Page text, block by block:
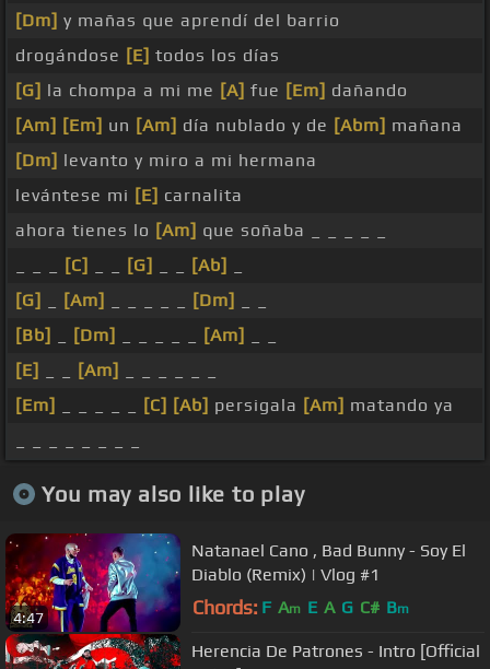
[Dm] y mañas que aprendí del barrio
drogándose [E] todos los días
[G] la chompa a mi me [A] fue [Em] dañando
[Am] [Em] un [Am] día nublado y de [Abm] mañana
[Dm] levanto y miro a mi hermana
levántese mi [E] carnalita
ahora tienes lo [Am] que soñaba _ _ _ _ _
[C] [G] [Ab]
[G]
[Am] [Dm]
[Bb]
[Dm] [Am]
[E]
[Am]
[Em]
[C] [Ab] persigala [Am] matando ya
You may also like to play
4:47
Natanael Cano , Bad Bunny - Soy El
Diablo (Remix) | Vlog #1
Chords: F Am E A G C# Bm
Herencia De Patrones - Intro [Official